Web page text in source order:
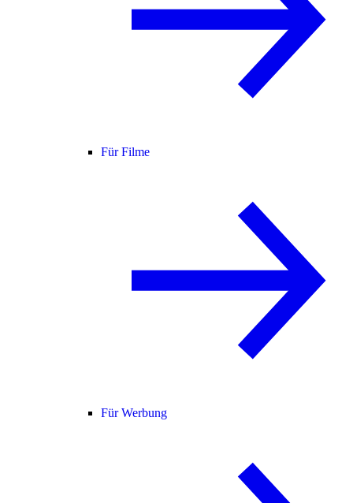
Für Filme
Für Werbung